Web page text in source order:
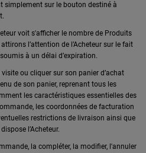
simplement sur le bouton destiné à
voit s'afficher le nombre de Produits
l’attention de l’Acheteur sur le fait
à un délai d’expiration.
visite ou cliquer sur son panier d’achat
de son panier, reprenant tous les
les caractéristiques essentielles des
les coordonnées de facturation
restrictions de livraison ainsi que
l’Acheteur.
la compléter, la modifier, l'annuler